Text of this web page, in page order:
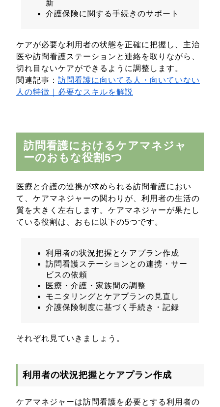
新
介護保険に関する手続きのサポート
ケアが必要な利用者の状態を正確に把握し、主治
医や訪問看護ステーションと連絡を取りながら、
切れ目ないケアができるように調整します。
関連記事： 訪問看護に向いてる人・向いていない
人の特徴｜必要なスキルを解説
訪問看護におけるケアマネジャ
ーのおもな役割5つ
医療と介護の連携が求められる訪問看護におい
て、ケアマネジャーの関わりが、利用者の生活の
質を大きく左右します。ケアマネジャーが果たし
ている役割は、おもに以下の5つです。
利用者の状況把握とケアプラン作成
訪問看護ステーションとの連携・サー
ビスの依頼
医療・介護・家族間の調整
モニタリングとケアプランの見直し
介護保険制度に基づく手続き・記録
それぞれ見ていきましょう。
利用者の状況把握とケアプラン作成
ケアマネジャーは訪問看護を必要とする利用者の